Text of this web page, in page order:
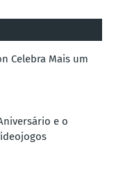
Celebra Mais um
e o